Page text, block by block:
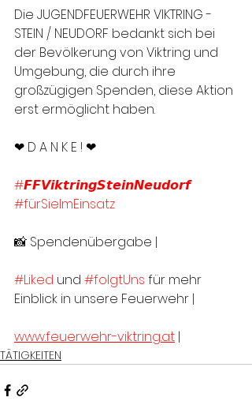
Die JUGENDFEUERWEHR VIKTRING -
STEIN / NEUDORF bedankt sich bei
der Bevölkerung von Viktring und
Umgebung, die durch ihre
großzügigen Spenden, diese Aktion
erst ermöglicht haben.
❤ D A N K E ! ❤
#𝙁𝙁𝙑𝙞𝙠𝙩𝙧𝙞𝙣𝙜𝙎𝙩𝙚𝙞𝙣𝙉𝙚𝙪𝙙𝙤𝙧𝙛
#fürSieImEinsatz
📸 Spendenübergabe |
#Liked und #folgtUns für mehr
Einblick in unsere Feuerwehr |
www.feuerwehr-viktring.at |
TÄTIGKEITEN